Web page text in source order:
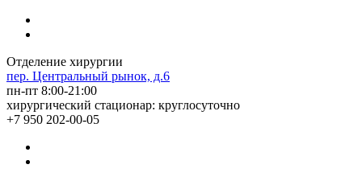
Отделение хирургии
пер. Центральный рынок, д.6
пн-пт 8:00-21:00
хирургический стационар: круглосуточно
+7 950 202-00-05